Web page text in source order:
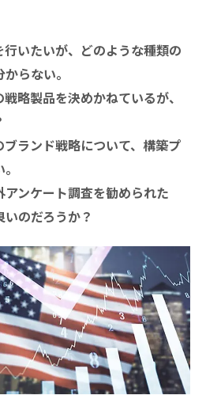
いたいが、どのような種類の
らない。
略製品を決めかねているが、
ランド戦略について、構築プ
ンケート調査を勧められた
のだろうか？